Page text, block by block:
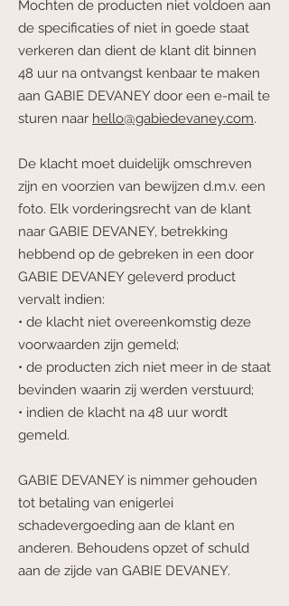
Mochten de producten niet voldoen aan
de specificaties of niet in goede staat
verkeren dan dient de klant dit binnen
48 uur na ontvangst kenbaar te maken
aan GABIE DEVANEY door een e-mail te
sturen naar hello@gabiedevaney.com.
De klacht moet duidelijk omschreven
zijn en voorzien van bewijzen d.m.v. een
foto. Elk vorderingsrecht van de klant
naar GABIE DEVANEY, betrekking
hebbend op de gebreken in een door
GABIE DEVANEY geleverd product
vervalt indien:
• de klacht niet overeenkomstig deze
voorwaarden zijn gemeld;
• de producten zich niet meer in de staat
bevinden waarin zij werden verstuurd;
• indien de klacht na 48 uur wordt
gemeld.
GABIE DEVANEY is nimmer gehouden
tot betaling van enigerlei
schadevergoeding aan de klant en
anderen. Behoudens opzet of schuld
aan de zijde van GABIE DEVANEY.